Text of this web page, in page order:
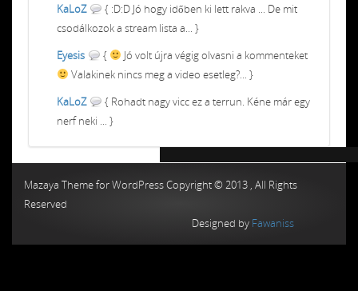
KaLoZ
{ :D:D Jó hogy időben ki lett rakva ... De mit
csodálkozok a stream lista a... }
Eyesis
{
Jó volt újra végig olvasni a kommenteket
Valakinek nincs meg a video esetleg?... }
KaLoZ
{ Rohadt nagy vicc ez a terrun. Kéne már egy
nerf neki ... }
Mazaya Theme for WordPress Copyright © 2013 , All Rights
Reserved
Designed by Fawaniss